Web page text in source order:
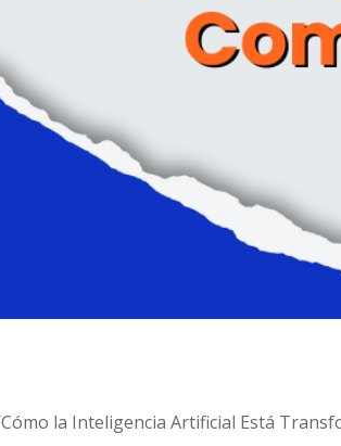
Cómo la Inteligencia Artificial Está